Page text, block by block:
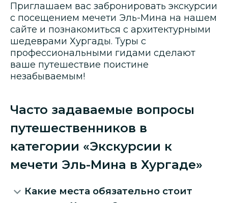
Приглашаем вас забронировать экскурсии
с посещением мечети Эль-Мина на нашем
сайте и познакомиться с архитектурными
шедеврами Хургады. Туры с
профессиональными гидами сделают
ваше путешествие поистине
незабываемым!
Часто задаваемые вопросы
путешественников в
категории «Экскурсии к
мечети Эль-Мина в Хургаде»
Какие места обязательно стоит